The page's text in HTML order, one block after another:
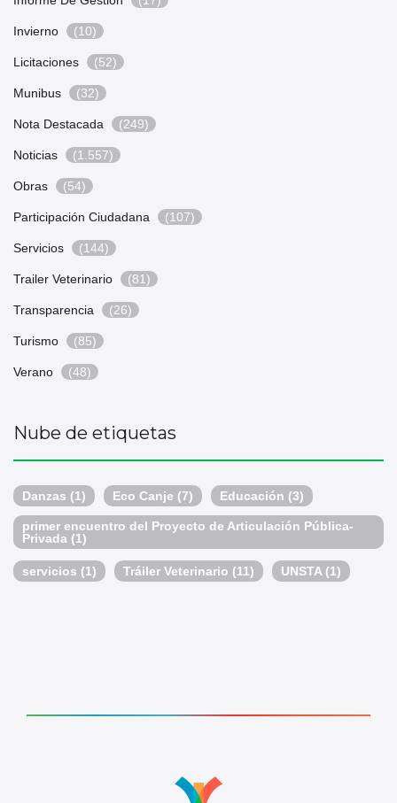
Invierno (10)
Licitaciones (52)
Munibus (32)
Nota Destacada (249)
Noticias (1.557)
Obras (54)
Participación Ciudadana (107)
Servicios (144)
Trailer Veterinario (81)
Transparencia (26)
Turismo (85)
Verano (48)
Nube de etiquetas
Danzas (1) Eco Canje (7) Educación (3)
primer encuentro del Proyecto de Articulación Pública-
Privada (1)
servicios (1) Tráiler Veterinario (11) UNSTA (1)